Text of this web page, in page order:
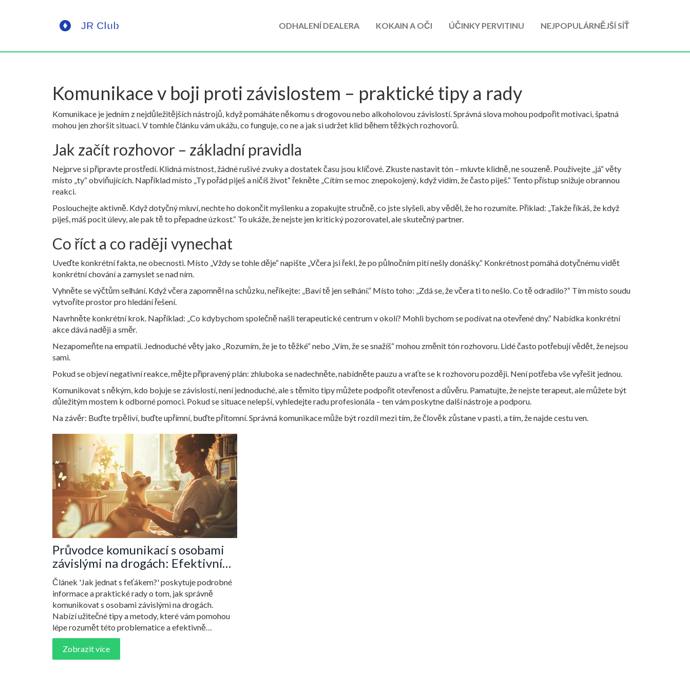
ODHALENÍ DEALERA KOKAIN A OČI ÚČINKY PERVITINU NEJPOPULÁRNĚJŠÍ SÍŤ
Komunikace v boji proti závislostem – praktické tipy a rady
Komunikace je jedním z nejdůležitějších nástrojů, když pomáháte někomu s drogovou nebo alkoholovou závislostí. Správná slova mohou podpořit motivaci, špatná
mohou jen zhoršit situaci. V tomhle článku vám ukážu, co funguje, co ne a jak si udržet klid během těžkých rozhovorů.
Jak začít rozhovor – základní pravidla
Nejprve si připravte prostředí. Klidná místnost, žádné rušivé zvuky a dostatek času jsou klíčové. Zkuste nastavit tón – mluvte klidně, ne souzeně. Používejte „já“ věty
místo „ty“ obviňujících. Například místo „Ty pořád piješ a ničíš život“ řekněte „Cítím se moc znepokojený, když vidím, že často piješ.“ Tento přístup snižuje obrannou
reakci.
Poslouchejte aktivně. Když dotyčný mluví, nechte ho dokončit myšlenku a zopakujte stručně, co jste slyšeli, aby věděl, že ho rozumíte. Přiklad: „Takže říkáš, že když
piješ, máš pocit úlevy, ale pak tě to přepadne úzkost.“ To ukáže, že nejste jen kritický pozorovatel, ale skutečný partner.
Co říct a co raději vynechat
Uveďte konkrétní fakta, ne obecnosti. Místo „Vždy se tohle děje“ napište „Včera jsi řekl, že po půlnočním pití nešly donášky.“ Konkrétnost pomáhá dotyčnému vidět
konkrétní chování a zamyslet se nad ním.
Vyhněte se výčtům selhání. Když včera zapomněl na schůzku, neříkejte: „Baví tě jen selhání.“ Místo toho: „Zdá se, že včera ti to nešlo. Co tě odradilo?“ Tím místo soudu
vytvoříte prostor pro hledání řešení.
Navrhněte konkrétní krok. Například: „Co kdybychom společně našli terapeutické centrum v okolí? Mohli bychom se podívat na otevřené dny.“ Nabídka konkrétní
akce dává naději a směr.
Nezapomeňte na empatii. Jednoduché věty jako „Rozumím, že je to těžké“ nebo „Vím, že se snažíš“ mohou změnit tón rozhovoru. Lidé často potřebují vědět, že nejsou
sami.
Pokud se objeví negativní reakce, mějte připravený plán: zhluboka se nadechněte, nabídněte pauzu a vraťte se k rozhovoru později. Není potřeba vše vyřešit jednou.
Komunikovat s někým, kdo bojuje se závislostí, není jednoduché, ale s těmito tipy můžete podpořit otevřenost a důvěru. Pamatujte, že nejste terapeut, ale můžete být
důležitým mostem k odborné pomoci. Pokud se situace nelepší, vyhledejte radu profesionála – ten vám poskytne další nástroje a podporu.
Na závěr: Buďte trpěliví, buďte upřímní, buďte přítomní. Správná komunikace může být rozdíl mezi tím, že člověk zůstane v pasti, a tím, že najde cestu ven.
Průvodce komunikací s osobami
závislými na drogách: Efektivní
metody a porozumění
Článek 'Jak jednat s feťákem?' poskytuje podrobné
informace a praktické rady o tom, jak správně
komunikovat s osobami závislými na drogách.
Nabízí užitečné tipy a metody, které vám pomohou
lépe rozumět této problematice a efektivně
pomáhat těm, kdo se nachází v závislosti. Čtenář se
dozví, jak přistupovat k citlivým tématům a jak
podporovat pozitivní změnu v životě závislých osob.
Zobrazit více